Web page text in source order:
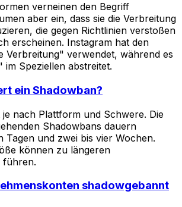
verneinen den Begriff
aber ein, dass sie die Verbreitung
die gegen Richtlinien verstoßen
erscheinen. Instagram hat den
Verbreitung" verwendet, während es
im Speziellen abstreitet.
ein Shadowban?
je nach Plattform und Schwere. Die
Shadowbans dauern
Tagen und zwei bis vier Wochen.
können zu längeren
führen.
shadowgebannt